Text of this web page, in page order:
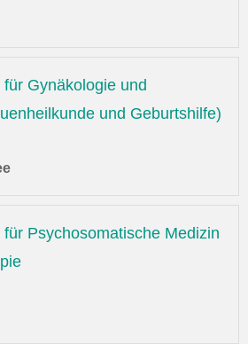
Gynäkologie und
und Geburtshilfe)
Psychosomatische Medizin